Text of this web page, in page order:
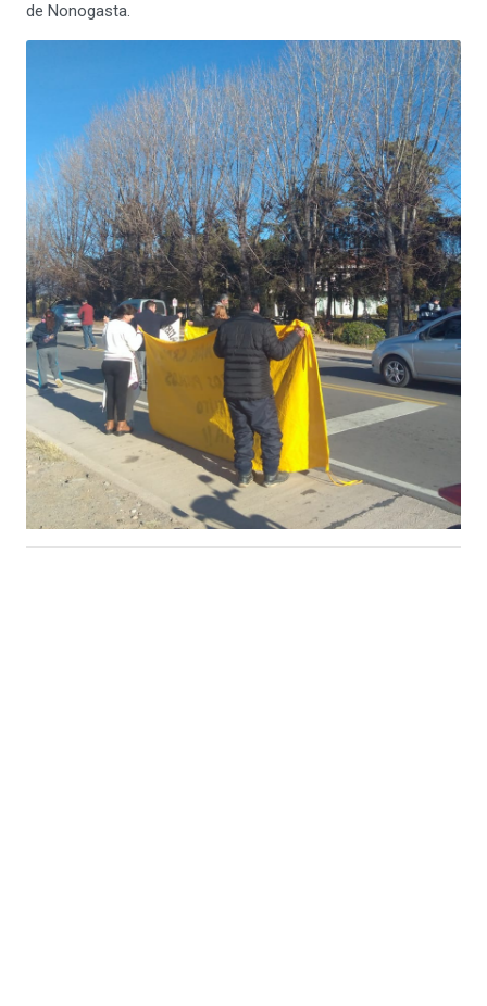
de Nonogasta.